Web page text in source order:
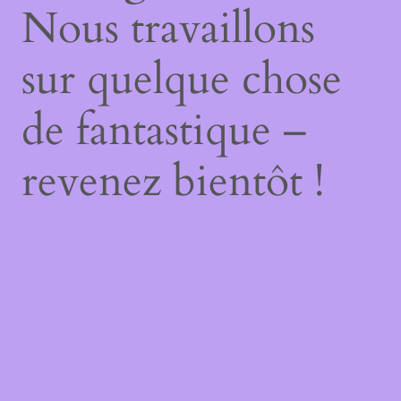
Nous travaillons
sur quelque chose
de fantastique –
revenez bientôt !